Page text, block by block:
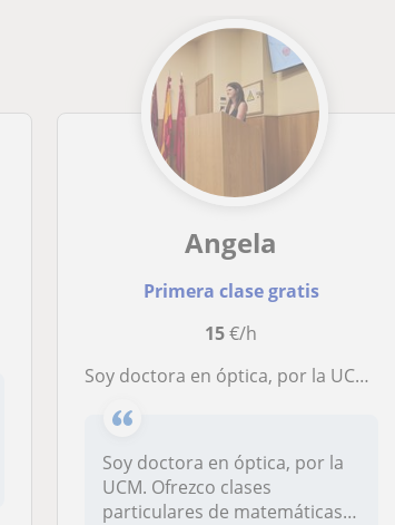
Angela
Primera clase gratis
15€/h
Soy doctora en óptica, por la UCM. Puedo impartir clases de matemáticas, física y química. Nivel bachillerato y ESO
Soy doctora en óptica, por la
UCM. Ofrezco clases
particulares de matemáticas,